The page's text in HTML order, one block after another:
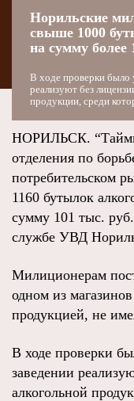
Норильские
свыше 1000
на сумму более
В ходе проверки было
реализуют без
продукции, среди
НОРИЛЬСК.
отделения по
потребительском
1160 бутылок
сумму 101 тыс.
службе УВД
Милиционерам
одном из
продукцией, не
В ходе проверки
заведении
алкогольной